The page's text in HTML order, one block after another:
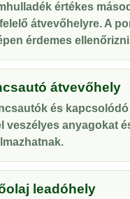
értékes
átvevőhelyre. A
érdemes
átvevőhely
és
veszélyes anyagokat
leadóhely